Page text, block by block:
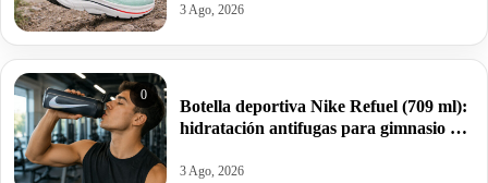
3 Ago, 2026
0
Botella deportiva Nike Refuel (709 ml):
hidratación antifugas para gimnasio y
3 Ago, 2026